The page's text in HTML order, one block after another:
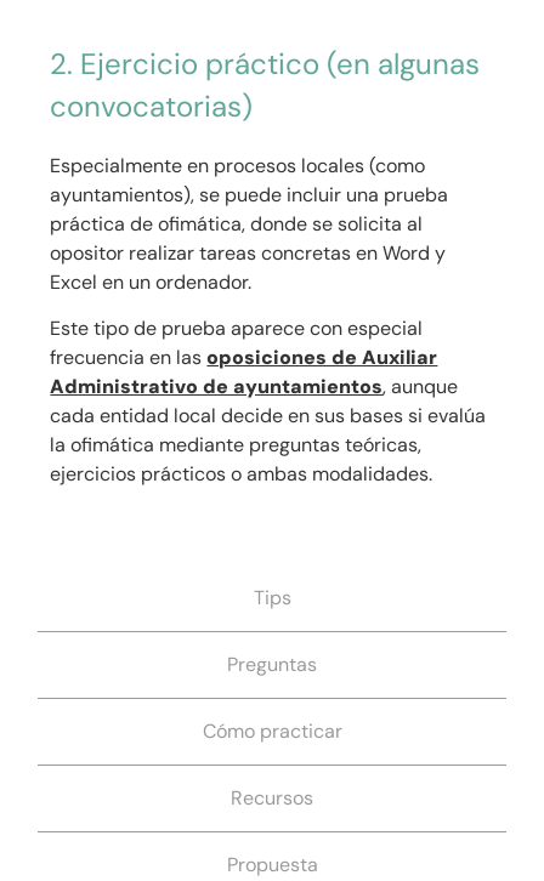
Tips
Preguntas
Cómo practicar
Recursos
Propuesta
2. Ejercicio práctico (en algunas
convocatorias)
Especialmente en procesos locales (como
ayuntamientos), se puede incluir una prueba
práctica de ofimática, donde se solicita al
opositor realizar tareas concretas en Word y
Excel en un ordenador.
Este tipo de prueba aparece con especial
frecuencia en lasoposiciones de Auxiliar
Administrativo de ayuntamientos, aunque
cada entidad local decide en sus bases si evalúa
la ofimática mediante preguntas teóricas,
ejercicios prácticos o ambas modalidades.